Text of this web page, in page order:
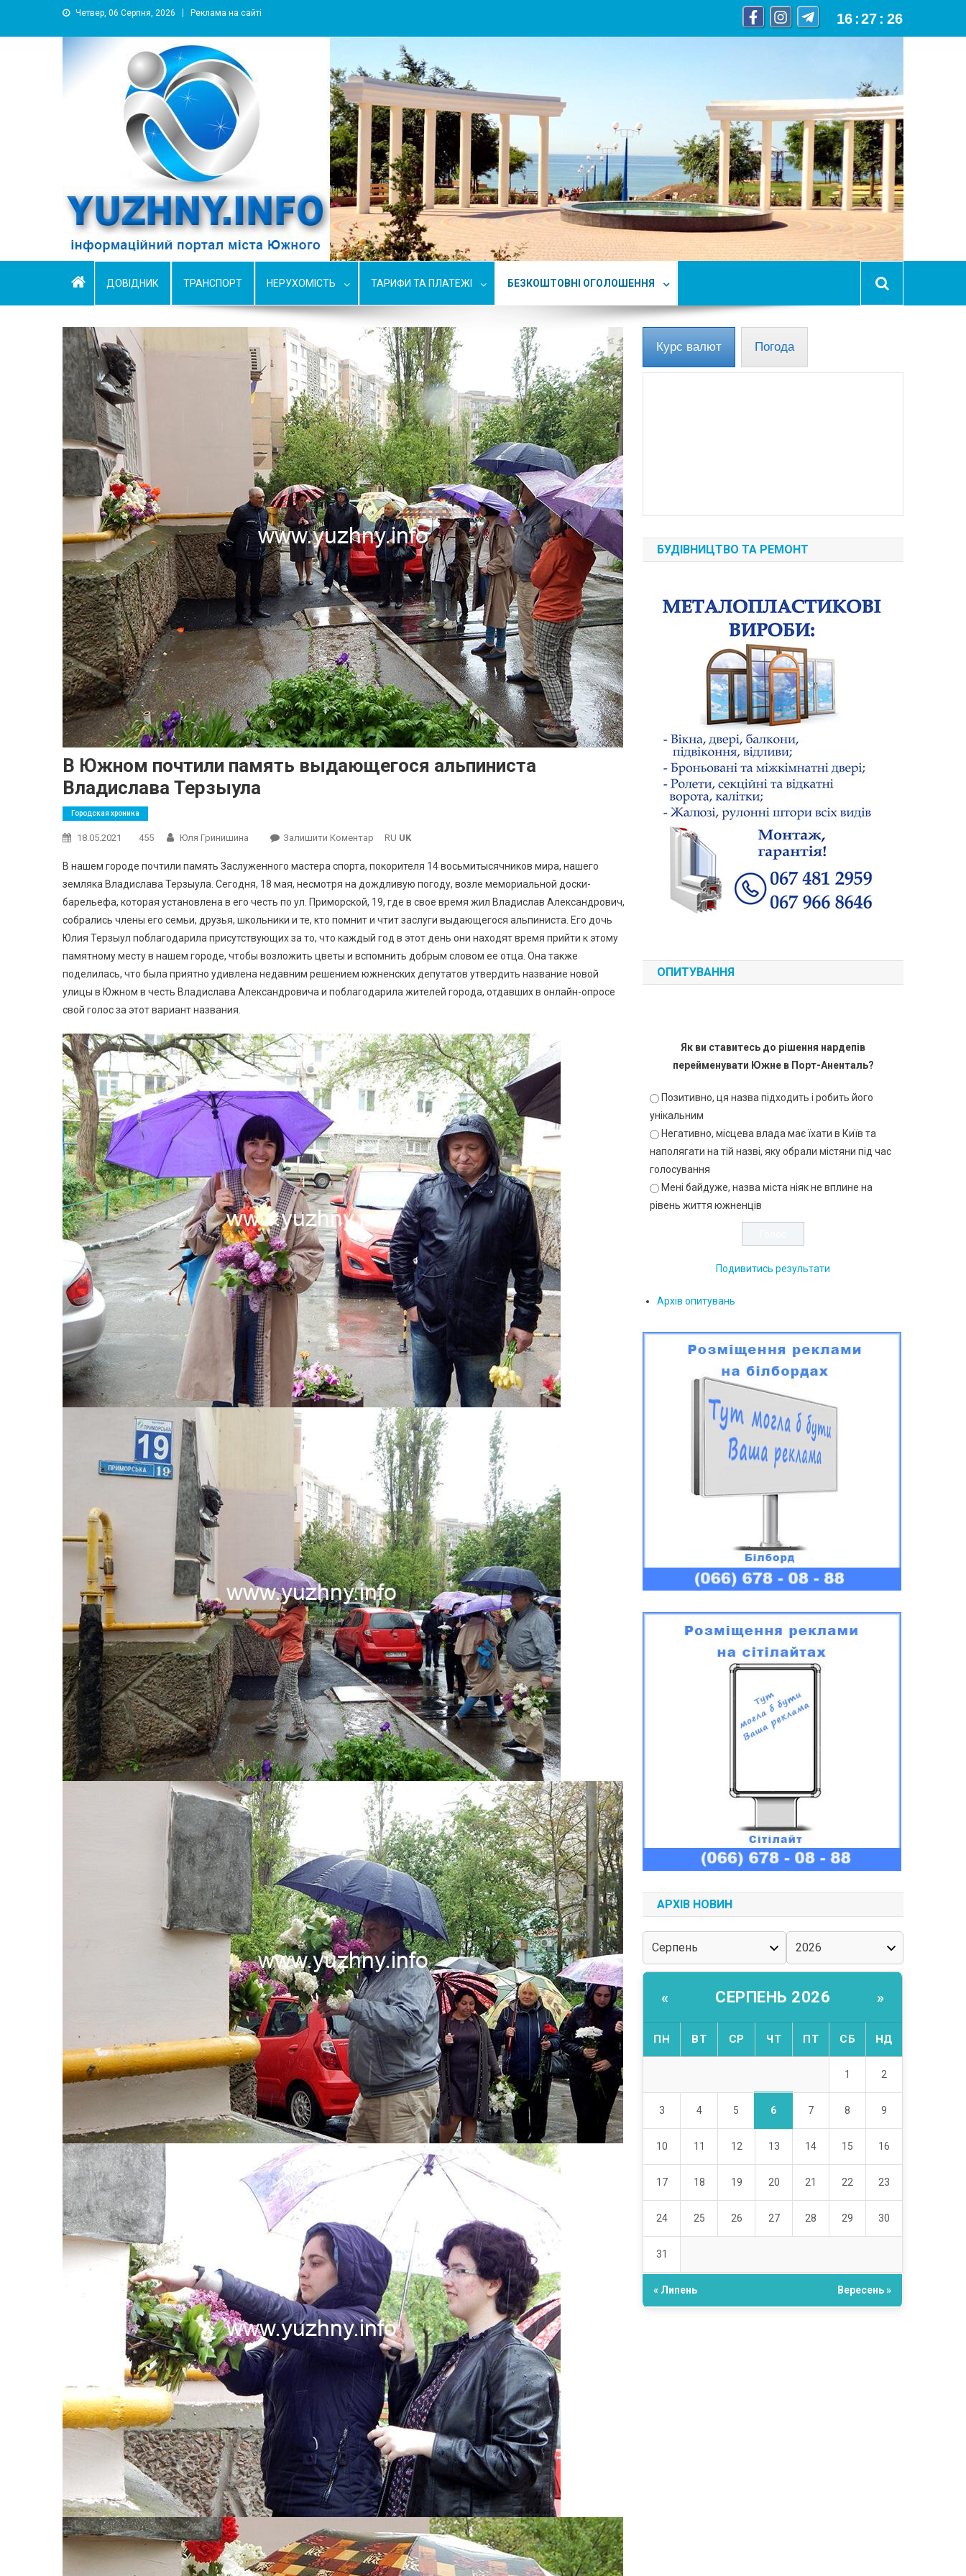
Четвер, 06 Серпня, 2026 Реклама на сайті 16 :27 : 28
YUZHNY.INFO
информационный портал города Южный
ДОВІДНИК ТРАНСПОРТ НЕРУХОМІСТЬ ТАРИФИ ТА ПЛАТЕЖІ БЕЗКОШТОВНІ ОГОЛОШЕННЯ
В Южном почтили память выдающегося альпиниста
Владислава Терзыула
Городская хроника
18.05.2021 455 Юля Гринишина Залишити Коментар
Южном
Почтили
Память
Выдающегося
Альпиниста
Владислава
Терзыула
RU UK
В нашем городе почтили память Заслуженного мастера спорта, покорителя 14 восьмитысячников мира, нашего
земляка Владислава Терзыула. Сегодня, 18 мая, несмотря на дождливую погоду, возле мемориальной доски-
барельефа, которая установлена в его честь по ул. Приморской, 19, где в свое время жил Владислав Александрович,
собрались члены его семьи, друзья, школьники и те, кто помнит и чтит заслуги выдающегося альпиниста. Его дочь
Юлия Терзыул поблагодарила присутствующих за то, что каждый год в этот день они находят время прийти к этому
памятному месту в нашем городе, чтобы возложить цветы и вспомнить добрым словом ее отца. Она также
поделилась, что была приятно удивлена недавним решением южненских депутатов утвердить название новой
улицы в Южном в честь Владислава Александровича и поблагодарила жителей города, отдавших в онлайн-опросе
свой голос за этот вариант названия.
Курс валют Погода
БУДІВНИЦТВО ТА РЕМОНТ
ОПИТУВАННЯ
Як ви ставитесь до рішення нардепів
перейменувати Южне в Порт-Аненталь?
Позитивно, ця назва підходить і робить його
унікальним
Негативно, місцева влада має їхати в Київ та
наполягати на тій назві, яку обрали містяни під час
голосування
Мені байдуже, назва міста ніяк не вплине на
рівень життя южненців
Подивитись результати
Архів опитувань
АРХІВ НОВИН
« СЕРПЕНЬ 2026 »
ПН ВТ СР ЧТ ПТ СБ НД
1 2
3 4 5 6 7 8 9
10 11 12 13 14 15 16
17 18 19 20 21 22 23
24 25 26 27 28 29 30
31
« Липень Вересень »